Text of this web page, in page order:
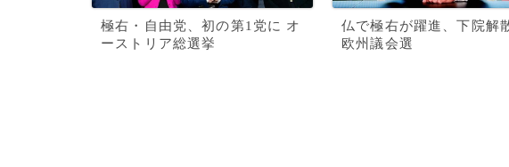
極右・自由党、初の第1党に オ
ーストリア総選挙
仏で極右が躍進、下院解
欧州議会選